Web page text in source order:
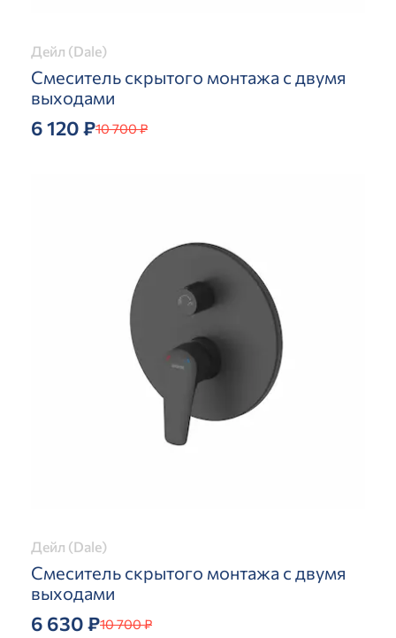
Дейл (Dale)
Смеситель скрытого монтажа с двумя
выходами
6 120 ₽10 700 ₽
Дейл (Dale)
Смеситель скрытого монтажа с двумя
выходами
6 630 ₽10 700 ₽